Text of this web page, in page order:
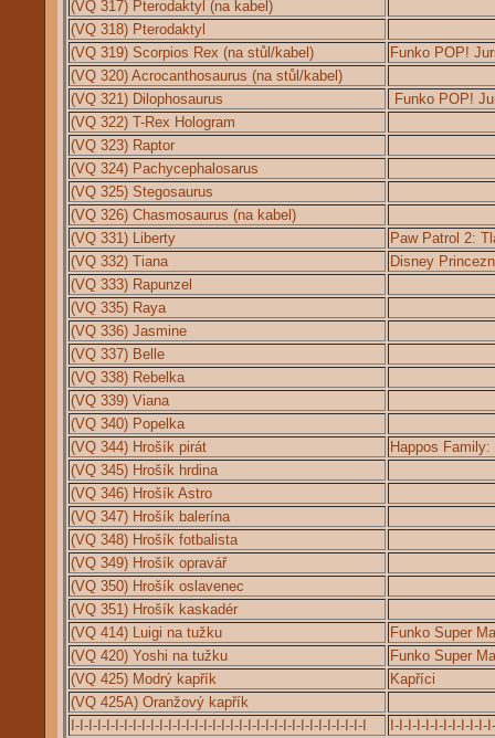
(VQ 317) Pterodaktyl (na kabel)
(VQ 318) Pterodaktyl
(VQ 319) Scorpios Rex (na stůl/kabel)
Funko POP!
(VQ 320) Acrocanthosaurus (na stůl/kabel)
(VQ 321) Dilophosaurus
Funko POP!
(VQ 322) T-Rex Hologram
(VQ 323) Raptor
(VQ 324) Pachycephalosarus
(VQ 325) Stegosaurus
(VQ 326) Chasmosaurus (na kabel)
(VQ 331) Liberty
Paw Patrol 2:
(VQ 332) Tiana
Disney
(VQ 333) Rapunzel
(VQ 335) Raya
(VQ 336) Jasmine
(VQ 337) Belle
(VQ 338) Rebelka
(VQ 339) Viana
(VQ 340) Popelka
(VQ 344) Hrošík pirát
Happos
(VQ 345) Hrošík hrdina
(VQ 346) Hrošík Astro
(VQ 347) Hrošík balerína
(VQ 348) Hrošík fotbalista
(VQ 349) Hrošík opravář
(VQ 350) Hrošík oslavenec
(VQ 351) Hrošík kaskadér
(VQ 414) Luigi na tužku
Funko Super
(VQ 420) Yoshi na tužku
Funko Super
(VQ 425) Modrý kapřík
Kapříci
(VQ 425A) Oranžový kapřík
I-I-I-I-I-I-I-I-I-I-I-I-I-I-I-I-I-I-I-I-I-I-I-I-I-I-I-I-I-I-I-I-I-I
I-I-I-I-I-I-I-I-I-I-I-